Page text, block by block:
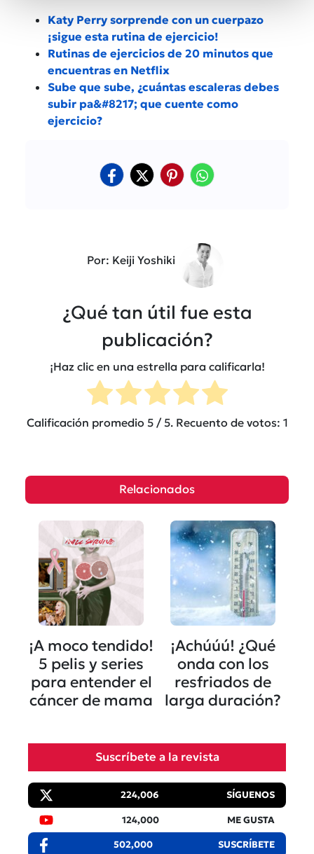
Katy Perry sorprende con un cuerpazo
¡sigue esta rutina de ejercicio!
Rutinas de ejercicios de 20 minutos que
encuentras en Netflix
Sube que sube, ¿cuántas escaleras debes
subir pa&#8217; que cuente como
ejercicio?
Por: Keiji Yoshiki
¿Qué tan útil fue esta
publicación?
¡Haz clic en una estrella para calificarla!
Calificación promedio 5/ 5. Recuento de votos: 1
Relacionados
¡A moco tendido!
5 pelis y series
para entender el
cáncer de mama
¡Achúúú! ¿Qué
onda con los
resfriados de
larga duración?
Suscríbete a la revista
224,006 SÍGUENOS
124,000 ME GUSTA
502,000 SUSCRÍBETE